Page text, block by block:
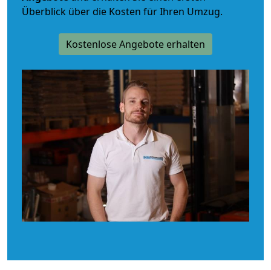
Überblick über die Kosten für Ihren Umzug.
Kostenlose Angebote erhalten